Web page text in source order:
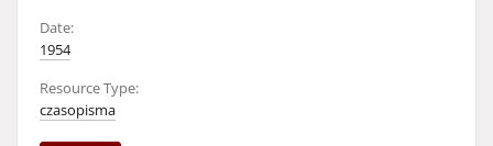
Date:
1954
Resource Type:
czasopisma